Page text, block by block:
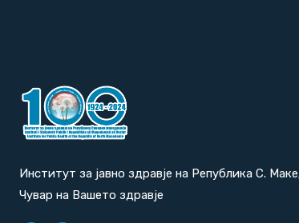
Институт за јавно здравје на Република С.
Чувар на Вашето здравје